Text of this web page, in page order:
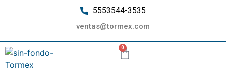
5553544-3535
ventas@tormex.com
0